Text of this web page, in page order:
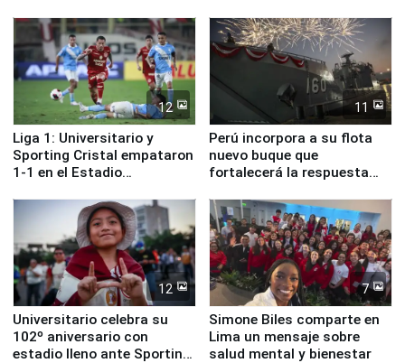
12
Liga 1: Universitario y
Sporting Cristal empataron
1-1 en el Estadio
11
Perú incorpora a su flota
nuevo buque que
fortalecerá la respuesta
12
Universitario celebra su
102º aniversario con
estadio lleno ante Sporting
7
Simone Biles comparte en
Lima un mensaje sobre
salud mental y bienestar